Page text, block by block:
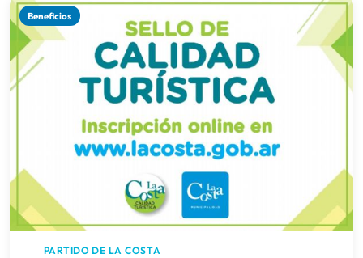
Beneficios
PARTIDO DE LA COSTA